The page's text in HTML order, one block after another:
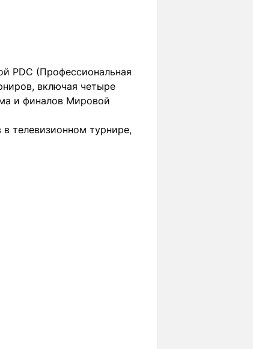
PDC (Профессиональная
включая четыре
и финалов Мировой
телевизионном турнире,